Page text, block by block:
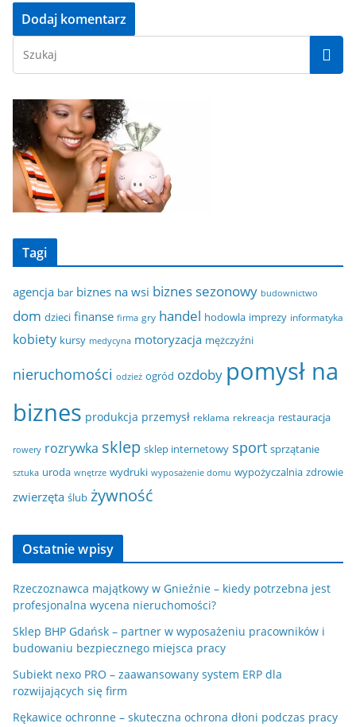
Tagi
agencja bar biznes na wsi biznes sezonowy budownictwo
dom dzieci finanse firma gry handel hodowla imprezy informatyka
kobiety kursy medycyna motoryzacja mężczyźni
nieruchomości odzież ogród ozdoby pomysł na
biznes produkcja przemysł reklama rekreacja restauracja
rowery rozrywka sklep sklep internetowy sport sprzątanie
sztuka uroda wnętrze wydruki wyposażenie domu wypożyczalnia zdrowie
zwierzęta ślub żywność
Ostatnie wpisy
Rzeczoznawca majątkowy w Gnieźnie – kiedy potrzebna jest
profesjonalna wycena nieruchomości?
Sklep BHP Gdańsk – partner w wyposażeniu pracowników i
budowaniu bezpiecznego miejsca pracy
Subiekt nexo PRO – zaawansowany system ERP dla
rozwijających się firm
Rękawice ochronne – skuteczna ochrona dłoni podczas pracy